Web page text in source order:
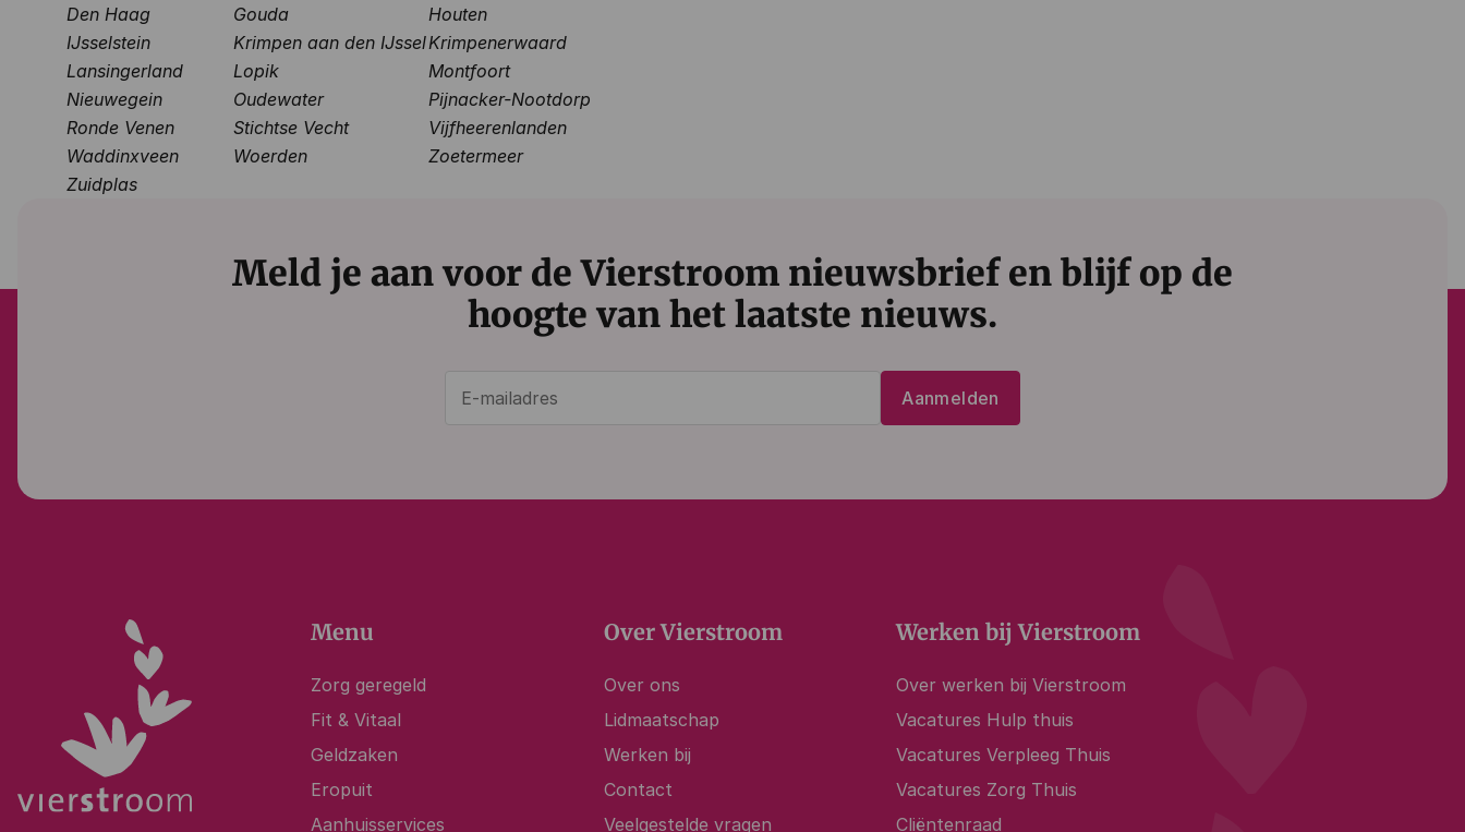
Den Haag
Gouda
Houten
IJsselstein
Krimpen aan den IJsselKrimpenerwaard
Lansingerland
Lopik
Montfoort
Nieuwegein
Oudewater
Pijnacker-Nootdorp
Ronde Venen
Stichtse Vecht
Vijfheerenlanden
Waddinxveen
Woerden
Zoetermeer
Zuidplas
Meld je aan voor de Vierstroom nieuwsbrief en blijf op de
hoogte van het laatste nieuws.
Aanmelden
Menu
Zorg geregeld
Fit & Vitaal
Geldzaken
Eropuit
Aanhuisservices
Over Vierstroom
Over ons
Lidmaatschap
Werken bij
Contact
Veelgestelde vragen
Werken bij Vierstroom
Over werken bij Vierstroom
Vacatures Hulp thuis
Vacatures Verpleeg Thuis
Vacatures Zorg Thuis
Cliëntenraad